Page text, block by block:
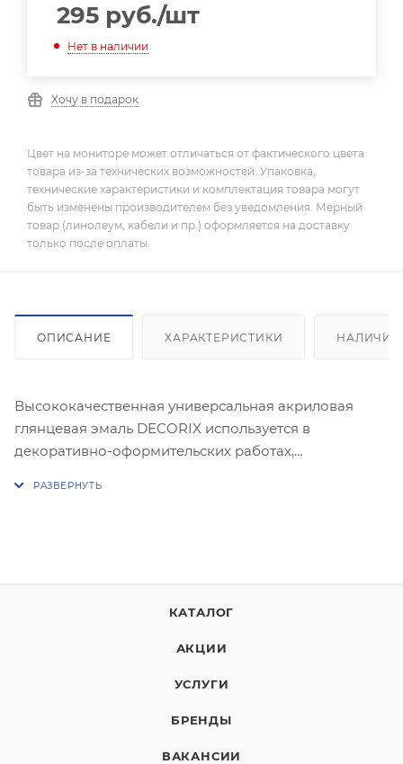
295 руб./шт
Нет в наличии
Хочу в подарок
Цвет на мониторе может отличаться от фактического цвета
товара из-за технических возможностей. Упаковка,
технические характеристики и комплектация товара могут
быть изменены производителем без уведомления. Мерный
товар (линолеум, кабели и пр.) оформляется на доставку
только после оплаты.
ОПИСАНИЕ ХАРАКТЕРИСТИКИ НАЛИЧИЕ
Высококачественная универсальная акриловая
глянцевая эмаль DECORIX используется в
декоративно-оформительских работах,
Образует гладкое, устойчивое к выцветанию
КАТАЛОГ
АКЦИИ
УСЛУГИ
БРЕНДЫ
ВАКАНСИИ